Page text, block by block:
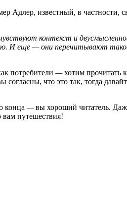
Адлер, известный, в частности,
контекст и
И еще — они перечитывают
потребители —хотим прочитать
что это так, тогда
конца —вы хороший читатель.
вам путешествия!